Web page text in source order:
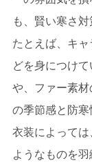
も、賢い寒さ対
たとえば、キ
どを身につけ
や、ファー素
の季節感と防寒
衣装によって
ようなものを